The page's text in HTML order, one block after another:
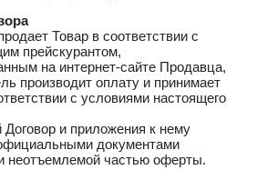
Товар в соответствии с
прейскурантом,
на интернет-сайте Продавца,
производит оплату и принимает
с условиями настоящего
и приложения к нему
документами
неотъемлемой частью оферты.